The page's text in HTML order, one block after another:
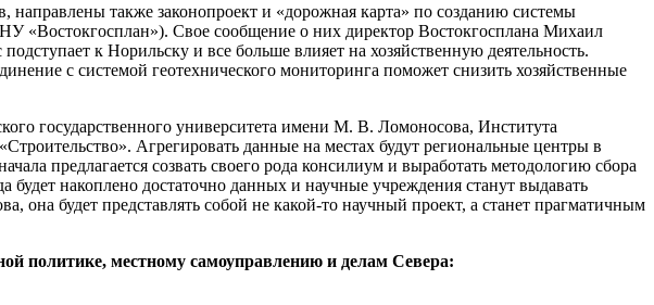
направлены также законопроект и «дорожная карта» по созданию системы
«Востокгосплан»). Свое сообщение о них директор Востокгосплана Михаил
к Норильску и все больше влияет на хозяйственную деятельность.
с системой геотехнического мониторинга поможет снизить хозяйственные
государственного университета имени М. В. Ломоносова, Института
Агрегировать данные на местах будут региональные центры в
предлагается созвать своего рода консилиум и выработать методологию сбора
накоплено достаточно данных и научные учреждения станут выдавать
она будет представлять собой не какой-то научный проект, а станет прагматичным
политике, местному самоуправлению и делам Севера: